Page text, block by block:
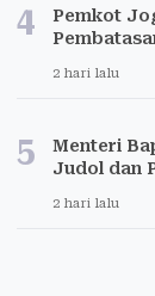
4
Pemkot
2 hari lalu
5
Menteri
Judol dan
2 hari lalu